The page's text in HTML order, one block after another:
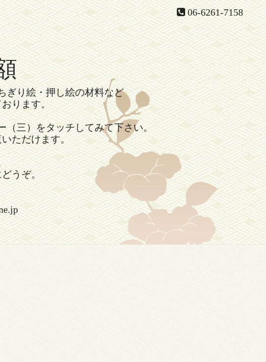
06-6261-7158
ぎり絵・押し絵の材料など
ります。
三）をタッチしてみて下さい。
ただけます。
うぞ。